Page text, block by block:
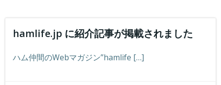
hamlife.jp に紹介記事が掲載されました
ハム仲間のWebマガジン”hamlife […]